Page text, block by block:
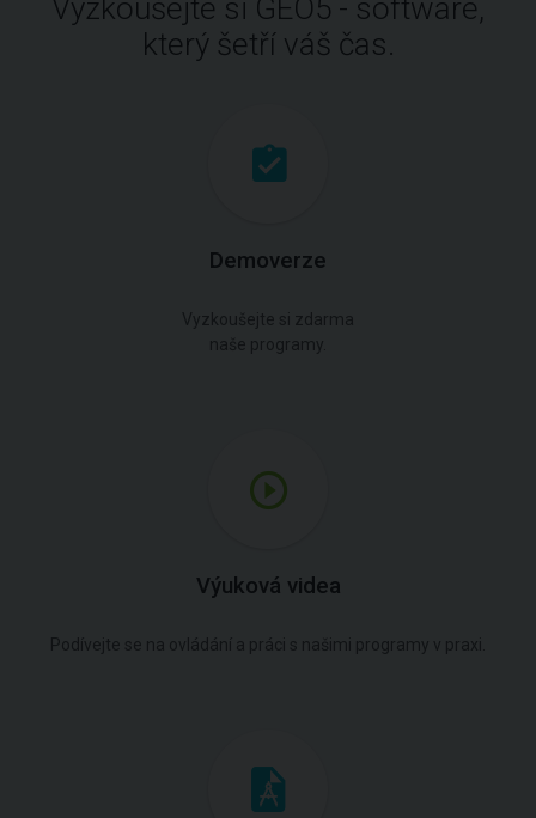
Vyzkoušejte si GEO5 - software,
který šetří váš čas.
Demoverze
Vyzkoušejte si zdarma
naše programy.
Výuková videa
Podívejte se na ovládání a práci s našimi programy v praxi.